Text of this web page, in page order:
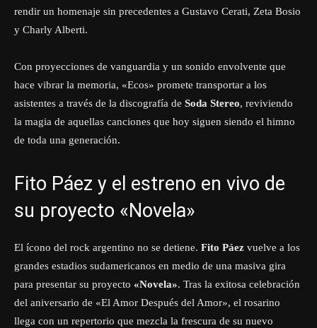
rendir un homenaje sin precedentes a Gustavo Cerati, Zeta Bosio
y Charly Alberti.
Con proyecciones de vanguardia y un sonido envolvente que
hace vibrar la memoria, «Ecos» promete transportar a los
asistentes a través de la discografía de Soda Stereo, reviviendo
la magia de aquellas canciones que hoy siguen siendo el himno
de toda una generación.
Fito Páez y el estreno en vivo de
su proyecto «Novela»
El ícono del rock argentino no se detiene. Fito Páez vuelve a los
grandes estadios sudamericanos en medio de una masiva gira
para presentar su proyecto «Novela». Tras la exitosa celebración
del aniversario de «El Amor Después del Amor», el rosarino
llega con un repertorio que mezcla la frescura de su nuevo